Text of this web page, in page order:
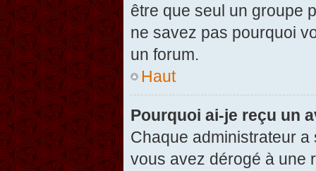
être que seul un groupe
ne savez pas pourquoi
un forum.
Haut
Pourquoi ai-je reçu un
Chaque administrateur
vous avez dérogé à une